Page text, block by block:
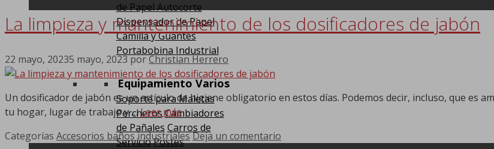
de Papel Autocorte
Dispensador de Papel
Camilla y Guantes
Portabobina Industrial
Equipamiento Varios
Soporte para Maletas
PercherosCambiadores
de Pañales Carros de
ServicioPostes
La limpieza y mantenimiento de los dosificadores de jabón
22 mayo, 20235 mayo, 2023porChristian Herrero
Un dosificador de jabón es un artículo de higiene obligatorio en estos días. Podemos decir, incluso, que es
tu hogar, lugar de trabajo y …Leer más
Categorías Accesorios baños industrialesDeja un comentario